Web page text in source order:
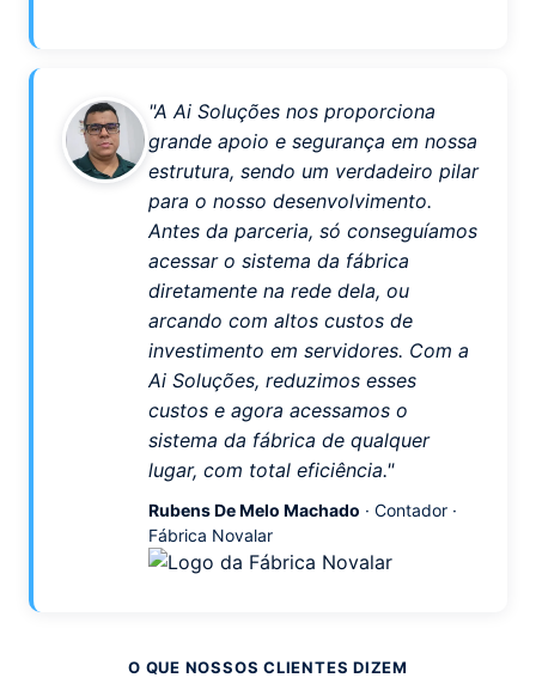
"A Ai Soluções nos proporciona
grande apoio e segurança em nossa
estrutura, sendo um verdadeiro pilar
para o nosso desenvolvimento.
Antes da parceria, só conseguíamos
acessar o sistema da fábrica
diretamente na rede dela, ou
arcando com altos custos de
investimento em servidores. Com a
Ai Soluções, reduzimos esses
custos e agora acessamos o
sistema da fábrica de qualquer
lugar, com total eficiência."
Rubens De Melo Machado · Contador ·
Fábrica Novalar
O QUE NOSSOS CLIENTES DIZEM